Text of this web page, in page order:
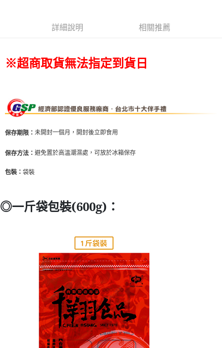
詳細說明 相關推薦
※超商取貨無法指定到貨日
保存期限： 未開封一個月，開封後立即食用
保存方法： 避免置於高溫潮濕處，可放於冰箱保存
包裝： 袋裝
◎一斤袋包裝(600g)：